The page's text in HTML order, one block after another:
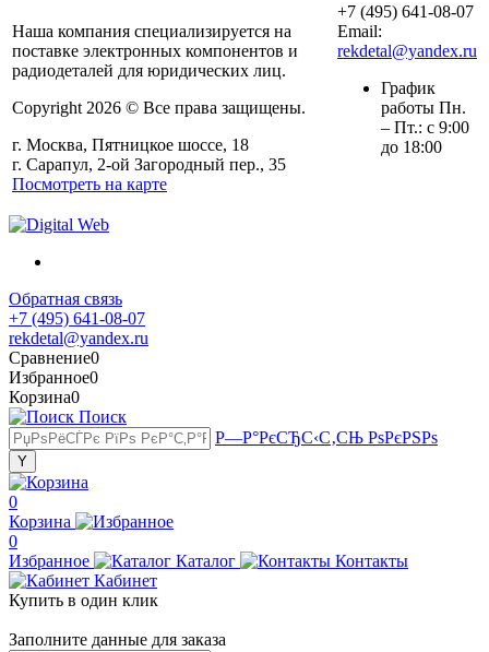
Наша компания специализируется на
поставке электронных компонентов и
радиодеталей для юридических лиц.
Copyright 2026 © Все права защищены.
г. Москва, Пятницкое шоссе, 18
г. Сарапул, 2-ой Загородный пер., 35
Посмотреть на карте
+7 (495) 641-08-07
Email:
rekdetal@yandex.ru
График
работы Пн.
– Пт.: с 9:00
до 18:00
Обратная связь
+7 (495) 641-08-07
rekdetal@yandex.ru
Сравнение0
Избранное0
Корзина0
Поиск
Р—Р°РєСЂС‹С‚СЊ РѕРєРЅРѕ
0
Корзина
0
Избранное
Каталог
Контакты
Кабинет
Купить в один клик
Заполните данные для заказа